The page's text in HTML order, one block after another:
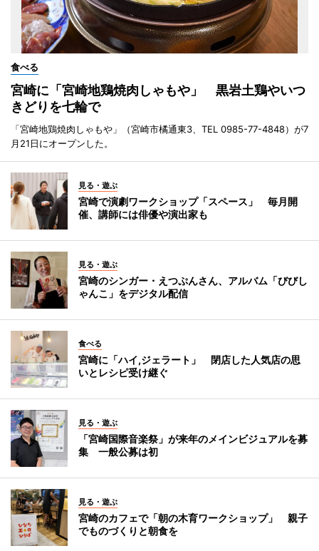
食べる
宮崎に「宮崎地鶏焼肉しゃもや」 黒岩土鶏やいつ
きどりを七輪で
「宮崎地鶏焼肉しゃもや」（宮崎市橘通東3、TEL 0985-77-4848）が7
月21日にオープンした。
見る・遊ぶ
宮崎で演劇ワークショップ「スペース」 毎月開
催、講師には俳優や演出家も
見る・遊ぶ
宮崎のシンガー・えつぷんさん、アルバム「びびし
ゃんこ」をデジタル配信
食べる
宮崎に「ハイ,ジェラート」 閉店した人気店の思
いとレシピ受け継ぐ
見る・遊ぶ
「宮崎国際音楽祭」が来年のメインビジュアルを募
集 一般公募は初
見る・遊ぶ
宮崎のカフェで「朝の木育ワークショップ」 親子
でものづくりと朝食を